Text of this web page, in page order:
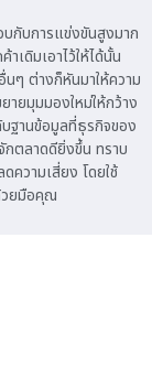
กับการแข่งขันสูงมาก
เดิมเอาไว้ให้ได้นั้น
นๆ ต่างก็หันมาให้ความ
ายมุมมองใหม่ให้กว้าง
ฐานข้อมูลที่ธุรกิจของ
กตลาดดียิ่งขึ้น ทราบ
ความเสี่ยง โดยใช้
วยมือคุณ